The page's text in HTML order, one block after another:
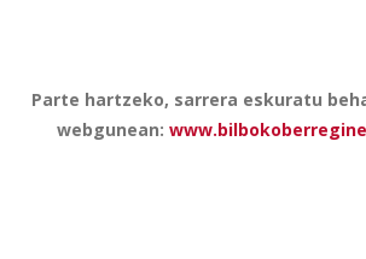
Parte hartzeko, sarrera eskuratu
webgunean: